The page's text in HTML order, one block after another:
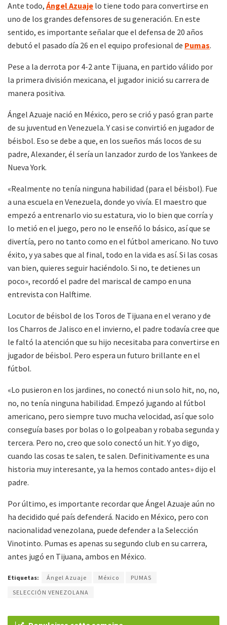
Ante todo, Ángel Azuaje lo tiene todo para convertirse en
uno de los grandes defensores de su generación. En este
sentido, es importante señalar que el defensa de 20 años
debutó el pasado día 26 en el equipo profesional de Pumas.
Pese a la derrota por 4-2 ante Tijuana, en partido válido por
la primera división mexicana, el jugador inició su carrera de
manera positiva.
Ángel Azuaje nació en México, pero se crió y pasó gran parte
de su juventud en Venezuela. Y casi se convirtió en jugador de
béisbol. Eso se debe a que, en los sueños más locos de su
padre, Alexander, él sería un lanzador zurdo de los Yankees de
Nueva York.
«Realmente no tenía ninguna habilidad (para el béisbol). Fue
a una escuela en Venezuela, donde yo vivía. El maestro que
empezó a entrenarlo vio su estatura, vio lo bien que corría y
lo metió en el juego, pero no le enseñó lo básico, así que se
divertía, pero no tanto como en el fútbol americano. No tuvo
éxito, y ya sabes que al final, todo en la vida es así. Si las cosas
van bien, quieres seguir haciéndolo. Si no, te detienes un
poco», recordó el padre del mariscal de campo en una
entrevista con Halftime.
Locutor de béisbol de los Toros de Tijuana en el verano y de
los Charros de Jalisco en el invierno, el padre todavía cree que
le faltó la atención que su hijo necesitaba para convertirse en
jugador de béisbol. Pero espera un futuro brillante en el
fútbol.
«Lo pusieron en los jardines, no conectó ni un solo hit, no, no,
no, no tenía ninguna habilidad. Empezó jugando al fútbol
americano, pero siempre tuvo mucha velocidad, así que solo
conseguía bases por bolas o lo golpeaban y robaba segunda y
tercera. Pero no, creo que solo conectó un hit. Y yo digo,
cuando las cosas te salen, te salen. Definitivamente es una
historia muy interesante, ya la hemos contado antes» dijo el
padre.
Por último, es importante recordar que Ángel Azuaje aún no
ha decidido qué país defenderá. Nacido en México, pero con
nacionalidad venezolana, puede defender a la Selección
Vinotinto. Pumas es apenas su segundo club en su carrera,
antes jugó en Tijuana, ambos en México.
Etiquetas: Ángel Azuaje México
PUMAS
SELECCIÓN VENEZOLANA